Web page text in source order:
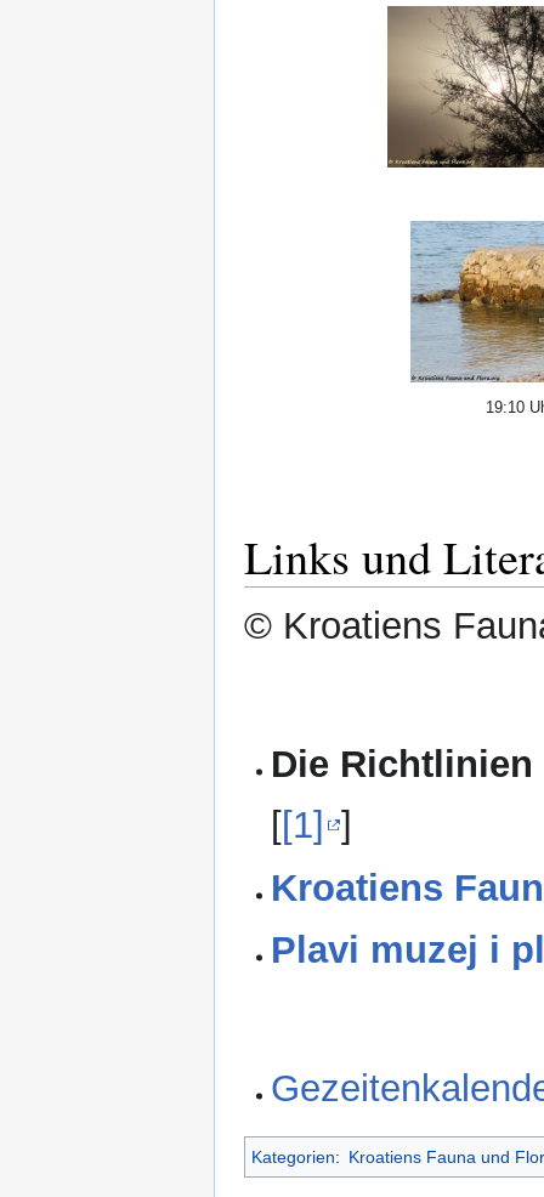
19:10
Links und
© Kroatiens
Die
[[1] ]
Kroatiens
Plavi muzej i
Kategorien: Kroatiens Fauna und